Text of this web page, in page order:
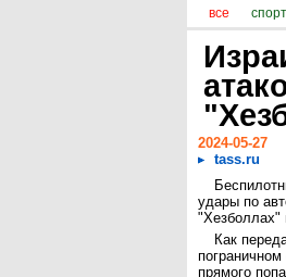
все спорт
2024-05-27
tass.ru
удары по
"Хезболлах"
Как
прямого